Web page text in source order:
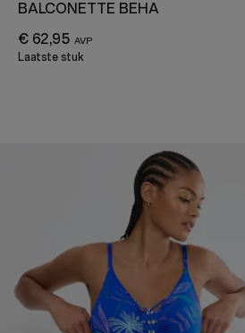
BALCONETTE BEHA
€ 62,95
Laatste stuk